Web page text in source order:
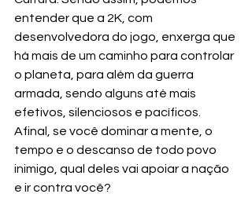
entender que a 2K, com
desenvolvedora do jogo, enxerga que
há mais de um caminho para controlar
o planeta, para além da guerra
armada, sendo alguns até mais
efetivos, silenciosos e pacíficos.
Afinal, se você dominar a mente, o
tempo e o descanso de todo povo
inimigo, qual deles vai apoiar a nação
e ir contra você?